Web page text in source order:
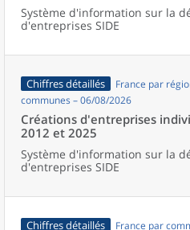
Système d'information sur la
d'entreprises SIDE
Chiffres détaillés
France par
communes – 06/08/2026
Créations d'entreprises
2012 et 2025
Système d'information sur la
d'entreprises SIDE
Chiffres détaillés France par